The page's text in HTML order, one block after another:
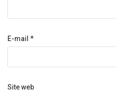
E-mail *
Site web